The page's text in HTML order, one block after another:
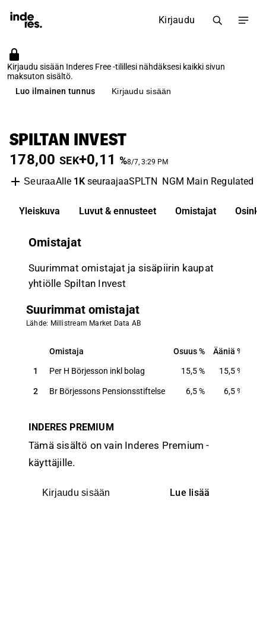
Kirjaudu
Kirjaudu sisään Inderes Free -tilillesi nähdäksesi kaikki sivun
maksuton sisältö.
Luo ilmainen tunnus
Kirjaudu sisään
SPILTAN INVEST
178,00 SEK+0,11 %8/7, 3:29 PM
SeuraaAlle 1KseuraajaaSPLTN NGM Main Regulated
Yleiskuva Luvut & ennusteet Omistajat Osinko
Omistajat
Suurimmat omistajat ja sisäpiirin kaupat
yhtiölle Spiltan Invest
Suurimmat omistajat
Lähde: Millistream Market Data AB
Omistaja Osuus Ääniä
Omistaja Osuus Ääniä
1 Per H Börjesson inkl bolag 15,5% 15,5%
2 Br Börjessons Pensionsstiftelse 6,5% 6,5%
INDERES PREMIUM
Tämä sisältö on vain Inderes Premium -
käyttäjille.
Kirjaudu sisään Lue lisää